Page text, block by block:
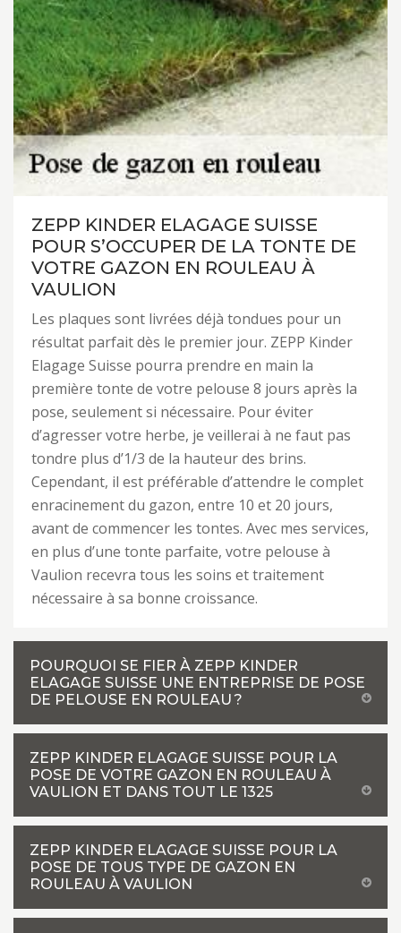
ZEPP KINDER ELAGAGE SUISSE
POUR S’OCCUPER DE LA TONTE DE
VOTRE GAZON EN ROULEAU À
VAULION
Les plaques sont livrées déjà tondues pour un
résultat parfait dès le premier jour. ZEPP Kinder
Elagage Suisse pourra prendre en main la
première tonte de votre pelouse 8 jours après la
pose, seulement si nécessaire. Pour éviter
d’agresser votre herbe, je veillerai à ne faut pas
tondre plus d’1/3 de la hauteur des brins.
Cependant, il est préférable d’attendre le complet
enracinement du gazon, entre 10 et 20 jours,
avant de commencer les tontes. Avec mes services,
en plus d’une tonte parfaite, votre pelouse à
Vaulion recevra tous les soins et traitement
nécessaire à sa bonne croissance.
POURQUOI SE FIER À ZEPP KINDER
ELAGAGE SUISSE UNE ENTREPRISE DE POSE
DE PELOUSE EN ROULEAU ?
ZEPP KINDER ELAGAGE SUISSE POUR LA
POSE DE VOTRE GAZON EN ROULEAU À
VAULION ET DANS TOUT LE 1325
ZEPP KINDER ELAGAGE SUISSE POUR LA
POSE DE TOUS TYPE DE GAZON EN
ROULEAU À VAULION